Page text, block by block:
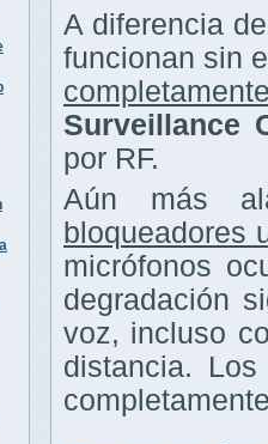
A diferencia
funcionan sin
Surveillance
por RF.
Aún más
bloqueadores
micrófonos
degradación
voz, incluso
distancia.